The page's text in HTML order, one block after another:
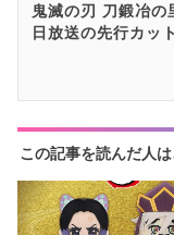
鬼滅の刃 刀鍛冶
日放送の先行カッ
この記事を読んだ人